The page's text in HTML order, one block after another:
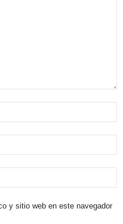
y sitio web en este navegador